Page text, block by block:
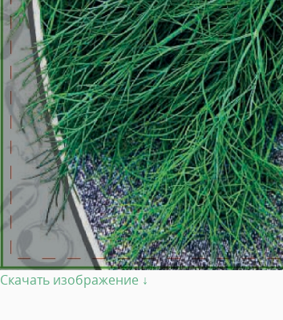
Скачать изображение ↓